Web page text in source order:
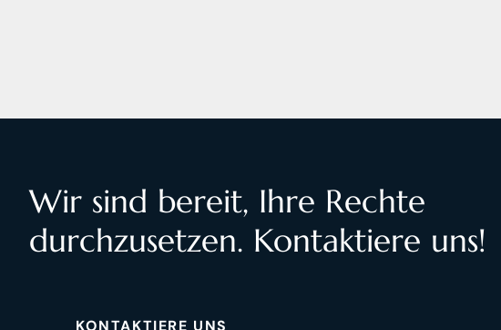
Wir sind bereit, Ihre Rechte
durchzusetzen. Kontaktiere uns!
KONTAKTIERE UNS